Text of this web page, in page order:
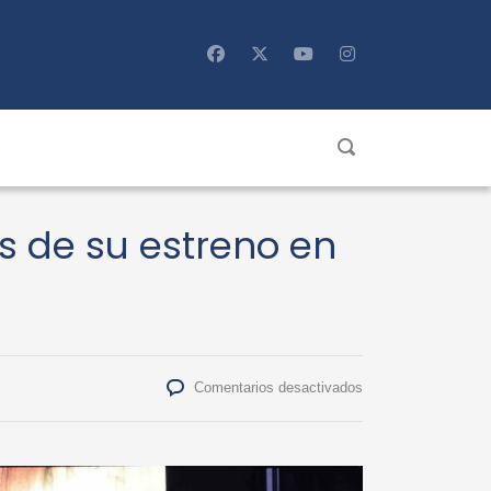
de su estreno en
Comentarios desactivados